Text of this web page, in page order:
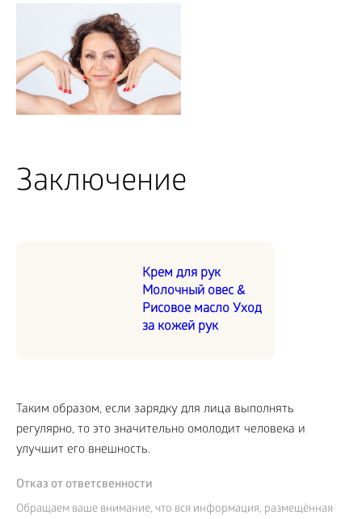
Заключение
Крем для рук
Молочный овес &
Рисовое масло Уход
за кожей рук
Таким образом, если зарядку для лица выполнять
регулярно, то это значительно омолодит человека и
улучшит его внешность.
Отказ от ответсвенности
Обращаем ваше внимание, что вся информация, размещённая